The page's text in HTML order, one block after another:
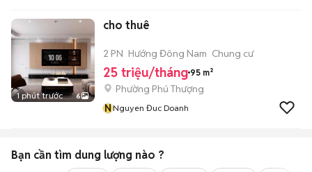
1 phút trước 6
cho thuê
2 PN Hướng Đông Nam Chung cư
25 triệu/tháng 95 m²
Phường Phú Thượng
NNguyen Đuc Doanh
Bạn cần tìm dung lượng nào ?